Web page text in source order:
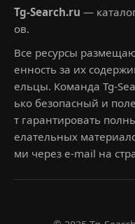
Tg-Search.ru —
ов.
Все ресурсы
енность за их
ельцы. Команда Tg-
ько безопасный и
т гарантировать
елательных
ми через e-mail на